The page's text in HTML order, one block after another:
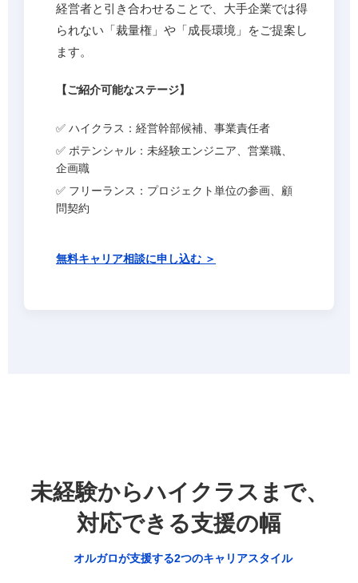
経営者と引き合わせることで、大手企業では得
られない「裁量権」や「成長環境」をご提案し
ます。
【ご紹介可能なステージ】
✅ ハイクラス：経営幹部候補、事業責任者
✅ ポテンシャル：未経験エンジニア、営業職、
企画職
✅ フリーランス：プロジェクト単位の参画、顧
問契約
無料キャリア相談に申し込む ＞
未経験からハイクラスまで、
対応できる支援の幅
オルガロが支援する2つのキャリアスタイル